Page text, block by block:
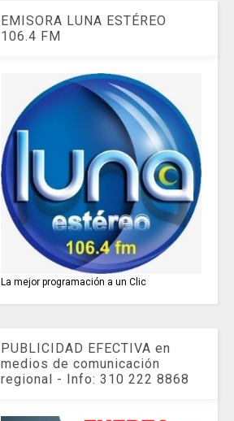
EMISORA LUNA ESTÉREO
106.4 FM
La mejor programación a un Clic
PUBLICIDAD EFECTIVA en
medios de comunicación
regional - Info: 310 222 8868